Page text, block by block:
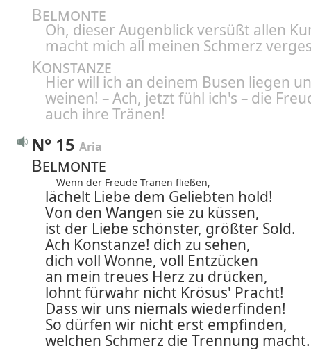
Belmonte
Oh, dieser Augenblick versüßt allen
macht mich all meinen Schmerz
Konstanze
Hier will ich an deinem Busen liegen
weinen! – Ach, jetzt fühl ich's – die
auch ihre Tränen!
N° 15 Aria
Belmonte
Wenn der Freude Tränen fließen,
lächelt Liebe dem Geliebten hold!
Von den Wangen sie zu küssen,
ist der Liebe schönster, größter Sold.
Ach Konstanze! dich zu sehen,
dich voll Wonne, voll Entzücken
an mein treues Herz zu drücken,
lohnt fürwahr nicht Krösus' Pracht!
Dass wir uns niemals wiederfinden!
So dürfen wir nicht erst empfinden,
welchen Schmerz die Trennung macht.